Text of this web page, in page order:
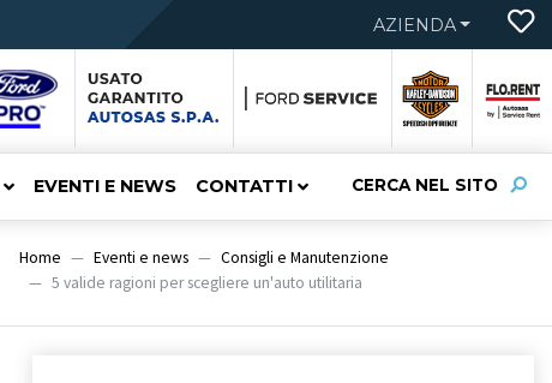
AZIENDA
CERCA NEL SITO
EVENTI E NEWS CONTATTI
Home Eventi e news
Consigli e Manutenzione
5 valide ragioni per scegliere un'auto utilitaria